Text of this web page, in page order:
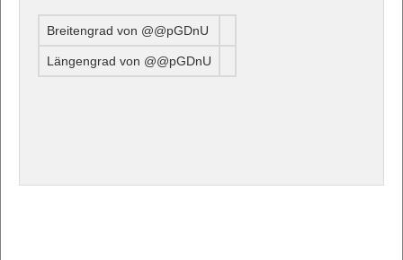
Breitengrad von @@pGDnU
Längengrad von @@pGDnU